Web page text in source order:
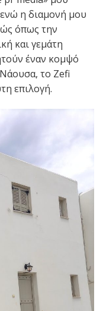
η διαμονή μου
όπως την
και γεμάτη
έναν κομψό
το Zefi
επιλογή.